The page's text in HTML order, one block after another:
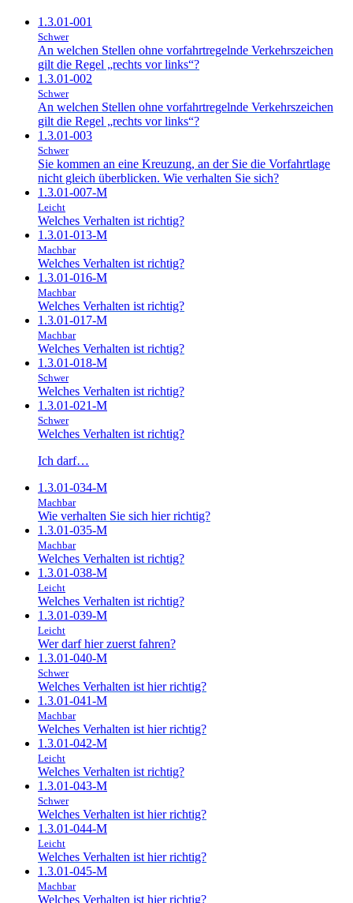
1.3.01-001
Schwer
An welchen Stellen ohne vorfahrtregelnde Verkehrszeichen
gilt die Regel „rechts vor links“?
1.3.01-002
Schwer
An welchen Stellen ohne vorfahrtregelnde Verkehrszeichen
gilt die Regel „rechts vor links“?
1.3.01-003
Schwer
Sie kommen an eine Kreuzung, an der Sie die Vorfahrtlage
nicht gleich überblicken. Wie verhalten Sie sich?
1.3.01-007-M
Leicht
Welches Verhalten ist richtig?
1.3.01-013-M
Machbar
Welches Verhalten ist richtig?
1.3.01-016-M
Machbar
Welches Verhalten ist richtig?
1.3.01-017-M
Machbar
Welches Verhalten ist richtig?
1.3.01-018-M
Schwer
Welches Verhalten ist richtig?
1.3.01-021-M
Schwer
Welches Verhalten ist richtig?
Ich darf…
1.3.01-034-M
Machbar
Wie verhalten Sie sich hier richtig?
1.3.01-035-M
Machbar
Welches Verhalten ist richtig?
1.3.01-038-M
Leicht
Welches Verhalten ist richtig?
1.3.01-039-M
Leicht
Wer darf hier zuerst fahren?
1.3.01-040-M
Schwer
Welches Verhalten ist hier richtig?
1.3.01-041-M
Machbar
Welches Verhalten ist hier richtig?
1.3.01-042-M
Leicht
Welches Verhalten ist richtig?
1.3.01-043-M
Schwer
Welches Verhalten ist hier richtig?
1.3.01-044-M
Leicht
Welches Verhalten ist hier richtig?
1.3.01-045-M
Machbar
Welches Verhalten ist hier richtig?